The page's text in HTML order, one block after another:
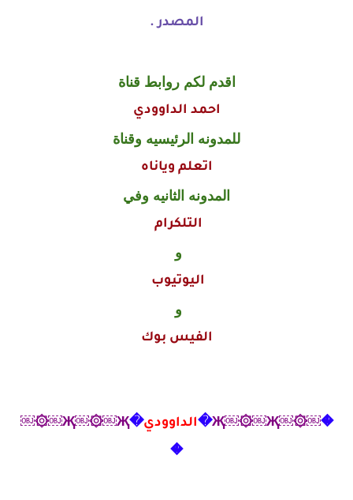
المصدر .
اقدم لكم روابط قناة
احمد الداوودي
للمدونه الرئيسيه وقناة
اتعلم وياناه
المدونه الثانيه وفي
التلكرام
و
اليوتيوب
و
الفيس بوك
�￼۞￼Җ￼۞￼Җ �الداوودي�Җ￼۞￼Җ￼۞￼
�